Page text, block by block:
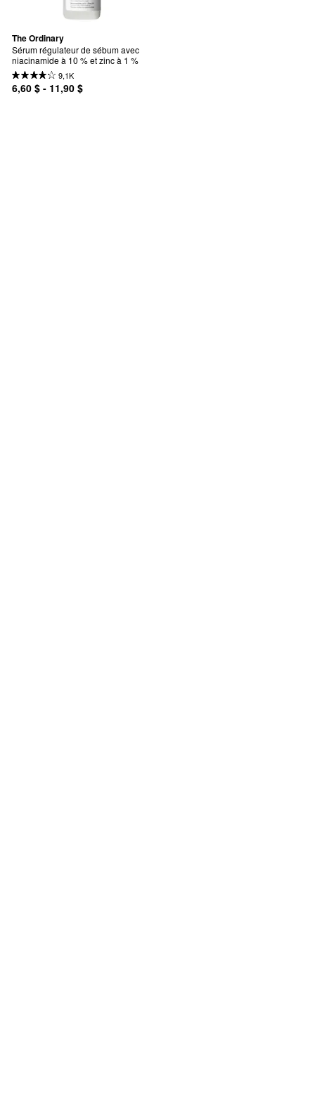
The Ordinary
Sérum régulateur de sébum avec
niacinamide à 10 % et zinc à 1 %
9,1K
6,60 $ - 11,90 $